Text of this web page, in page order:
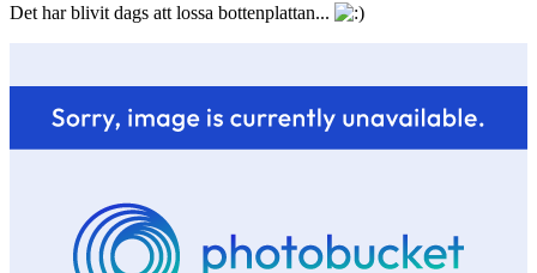
Det har blivit dags att lossa bottenplattan...